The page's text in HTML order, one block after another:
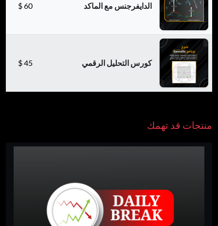
منتجات قد تهمك
الدايفرجنس مع الماكد 60
$
كورس التحليل الرقمي 45
$